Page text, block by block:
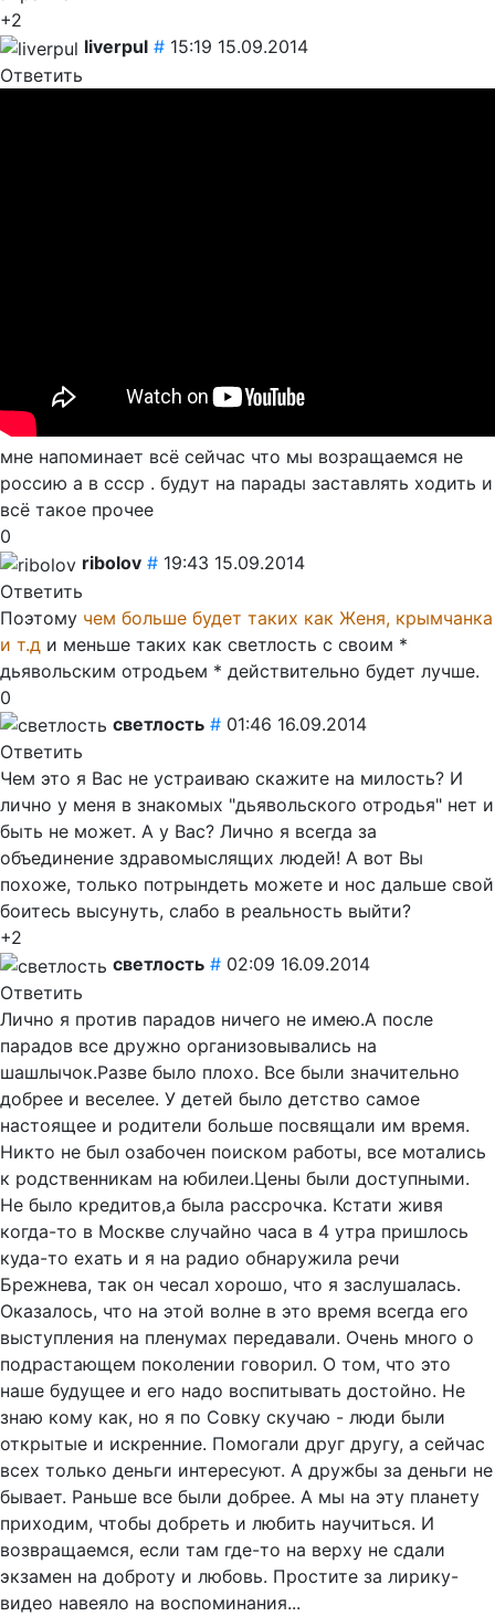
+2
liverpul # 15:19 15.09.2014
Ответить
мне напоминает всё сейчас что мы возращаемся не
россию а в ссср . будут на парады заставлять ходить и
всё такое прочее
0
ribolov # 19:43 15.09.2014
Ответить
Поэтому чем больше будет таких как Женя, крымчанка
и т.д и меньше таких как светлость с своим *
дьявольским отродьем * действительно будет лучше.
0
светлость # 01:46 16.09.2014
Ответить
Чем это я Вас не устраиваю скажите на милость? И
лично у меня в знакомых "дьявольского отродья" нет и
быть не может. А у Вас? Лично я всегда за
объединение здравомыслящих людей! А вот Вы
похоже, только потрындеть можете и нос дальше свой
боитесь высунуть, слабо в реальность выйти?
+2
светлость # 02:09 16.09.2014
Ответить
Лично я против парадов ничего не имею.А после
парадов все дружно организовывались на
шашлычок.Разве было плохо. Все были значительно
добрее и веселее. У детей было детство самое
настоящее и родители больше посвящали им время.
Никто не был озабочен поиском работы, все мотались
к родственникам на юбилеи.Цены были доступными.
Не было кредитов,а была рассрочка. Кстати живя
когда-то в Москве случайно часа в 4 утра пришлось
куда-то ехать и я на радио обнаружила речи
Брежнева, так он чесал хорошо, что я заслушалась.
Оказалось, что на этой волне в это время всегда его
выступления на пленумах передавали. Очень много о
подрастающем поколении говорил. О том, что это
наше будущее и его надо воспитывать достойно. Не
знаю кому как, но я по Совку скучаю - люди были
открытые и искренние. Помогали друг другу, а сейчас
всех только деньги интересуют. А дружбы за деньги не
бывает. Раньше все были добрее. А мы на эту планету
приходим, чтобы добреть и любить научиться. И
возвращаемся, если там где-то на верху не сдали
экзамен на доброту и любовь. Простите за лирику-
видео навеяло на воспоминания...